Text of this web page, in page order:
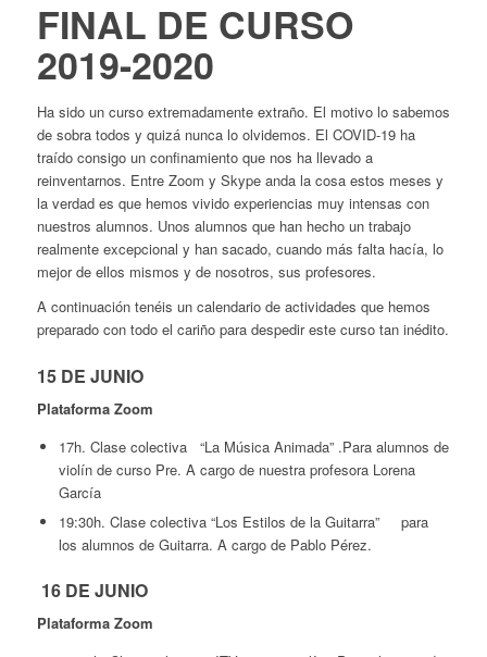
FINAL DE CURSO
2019-2020
Ha sido un curso extremadamente extraño. El motivo lo sabemos
de sobra todos y quizá nunca lo olvidemos. El COVID-19 ha
traído consigo un confinamiento que nos ha llevado a
reinventarnos. Entre Zoom y Skype anda la cosa estos meses y
la verdad es que hemos vivido experiencias muy intensas con
nuestros alumnos. Unos alumnos que han hecho un trabajo
realmente excepcional y han sacado, cuando más falta hacía, lo
mejor de ellos mismos y de nosotros, sus profesores.
A continuación tenéis un calendario de actividades que hemos
preparado con todo el cariño para despedir este curso tan inédito.
15 DE JUNIO
Plataforma Zoom
17h. Clase colectiva “La Música Animada” .Para alumnos de
violín de curso Pre. A cargo de nuestra profesora Lorena
García
19:30h. Clase colectiva “Los Estilos de la Guitarra” para
los alumnos de Guitarra. A cargo de Pablo Pérez.
16 DE JUNIO
Plataforma Zoom